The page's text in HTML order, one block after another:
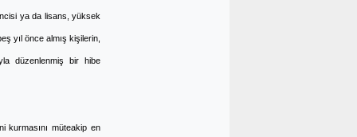
ya da lisans, yüksek
yıl önce almış kişilerin,
düzenlenmiş bir hibe
kurmasını müteakip en